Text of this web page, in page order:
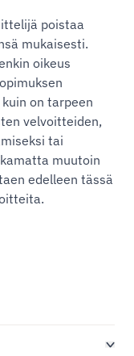
poistaa
mukaisesti.
oikeus
on tarpeen
velvoitteiden,
tai
muutoin
edelleen tässä